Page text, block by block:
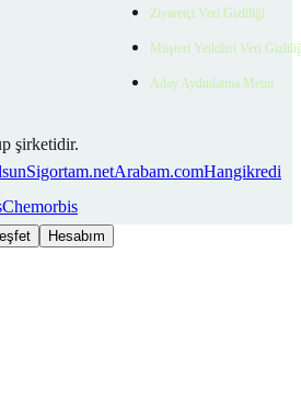
Ziyaretçi Veri Gizliliği
Müşteri Yetkilisi Veri
Aday Aydınlatma Metni
şirketidir.
Sigortam.netArabam.comHangikredi
Chemorbis
Hesabım